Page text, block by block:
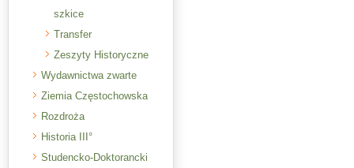
szkice
Transfer
Zeszyty Historyczne
Wydawnictwa zwarte
Ziemia Częstochowska
Rozdroża
Historia III°
Studencko-Doktorancki